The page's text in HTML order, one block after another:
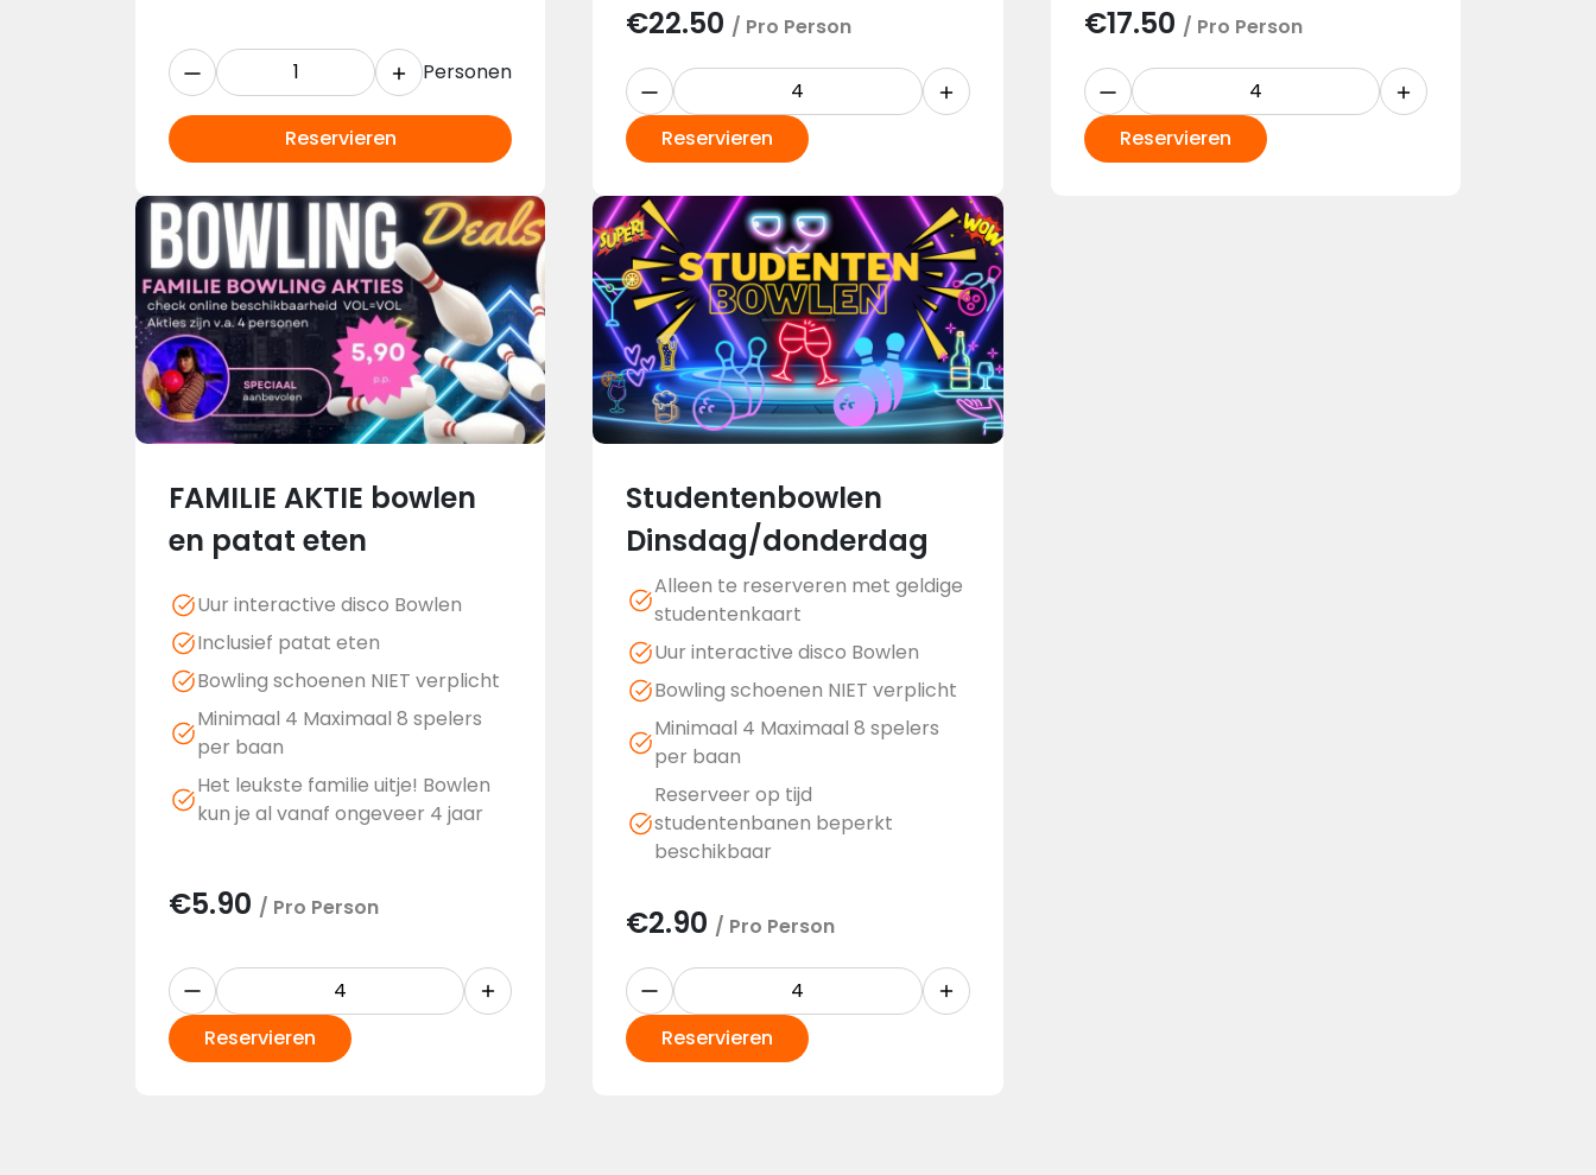
Personen
Reservieren
€22.50 / Pro Person
Reservieren
€17.50 / Pro Person
Reservieren
FAMILIE AKTIE bowlen
en patat eten
Uur interactive disco Bowlen
Inclusief patat eten
Bowling schoenen NIET verplicht
Minimaal 4 Maximaal 8 spelers
per baan
Het leukste familie uitje! Bowlen
kun je al vanaf ongeveer 4 jaar
€5.90 / Pro Person
Reservieren
Studentenbowlen
Dinsdag/donderdag
Alleen te reserveren met geldige
studentenkaart
Uur interactive disco Bowlen
Bowling schoenen NIET verplicht
Minimaal 4 Maximaal 8 spelers
per baan
Reserveer op tijd
studentenbanen beperkt
beschikbaar
€2.90 / Pro Person
Reservieren